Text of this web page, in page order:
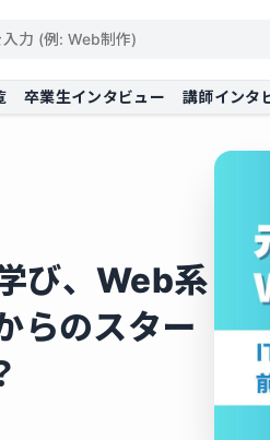
卒業生インタビュー 講師インタ
び、Web系
らのスター